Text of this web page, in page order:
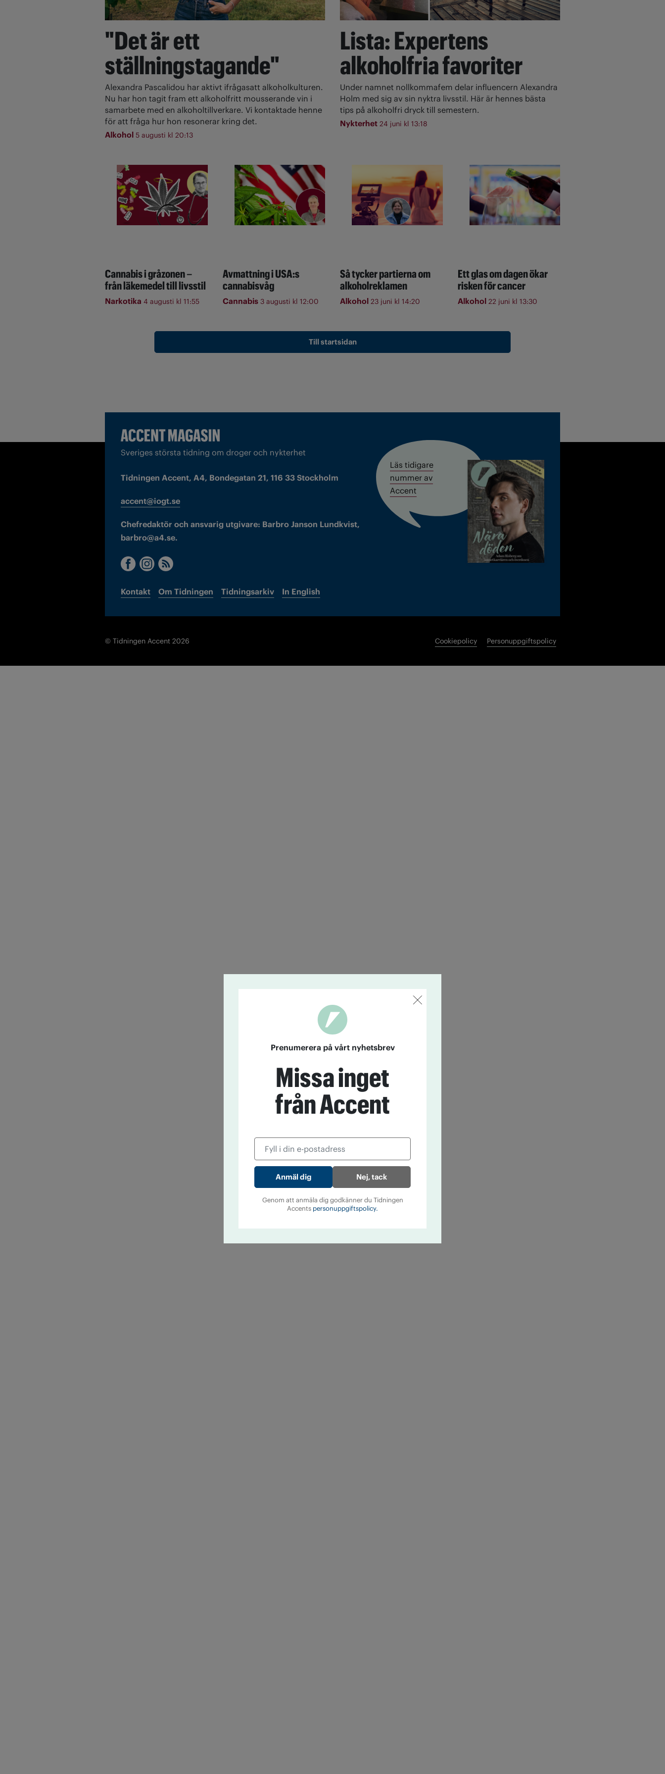
"Det är ett
ställningstagande"
Alexandra Pascalidou har aktivt ifrågasatt alkoholkulturen.
Nu har hon tagit fram ett alkoholfritt mousserande vin i
samarbete med en alkoholtillverkare. Vi kontaktade henne
för att fråga hur hon resonerar kring det.
Alkohol 5 augusti kl 20:13
Cannabis i gråzonen –
från läkemedel till livsstil
Narkotika 4 augusti kl 11:55
Avmattning i USA:s
cannabisvåg
Cannabis 3 augusti kl 12:00
Lista: Expertens
alkoholfria favoriter
Under namnet nollkommafem delar influencern Alexandra
Holm med sig av sin nyktra livsstil. Här är hennes bästa
tips på alkoholfri dryck till semestern.
Nykterhet 24 juni kl 13:18
Så tycker partierna om
alkoholreklamen
Alkohol 23 juni kl 14:20
Ett glas om dagen ökar
risken för cancer
Alkohol 22 juni kl 13:30
Till startsidan
Sveriges största tidning om droger och nykterhet
Tidningen Accent, A4, Bondegatan 21, 116 33 Stockholm
accent@iogt.se
Chefredaktör och ansvarig utgivare: Barbro Janson Lundkvist,
barbro@a4.se.
Kontakt Om Tidningen Tidningsarkiv In English
Läs tidigare
nummer av
Accent
© Tidningen Accent 2026 Cookiepolicy Personuppgiftspolicy
Prenumerera på vårt nyhetsbrev
Missa inget
från Accent
Nej, tack
Genom att anmäla dig godkänner du Tidningen
Accents personuppgiftspolicy.